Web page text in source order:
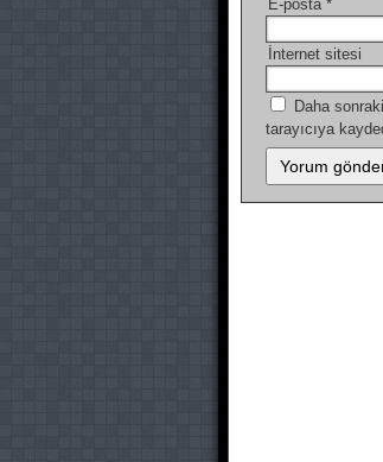
E-posta *
İnternet sitesi
Daha
tarayıcıya